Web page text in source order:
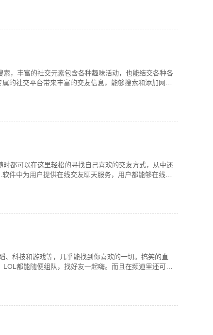
，丰富的社交元素包含各种趣味活动，也能结交各种各
的社交平台带来丰富的交友信息，能够搜索和添加网络
都可以在这里轻松的寻找自己喜欢的交友方式，从中还
件中为用户提供在线交友聊天服务，用户都能够在线更
科技和游戏等，几乎能找到你喜欢的一切。搞笑的直
都能随便组队，找好友一起嗨。而且在频道里还可以